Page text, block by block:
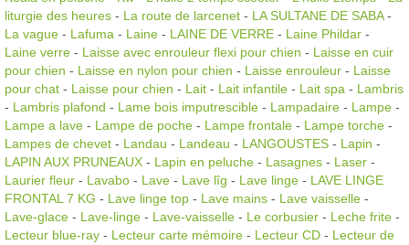
liturgie des heures - La route de larcenet - LA SULTANE DE SABA-
La vague - Lafuma - Laine - LAINE DE VERRE - Laine Phildar -
Laine verre - Laisse avec enrouleur flexi pour chien - Laisse en cuir
pour chien - Laisse en nylon pour chien - Laisse enrouleur - Laisse
pour chat - Laisse pour chien - Lait - Lait infantile - Lait spa - Lambris
- Lambris plafond - Lame bois imputrescible - Lampadaire - Lampe -
Lampe a lave - Lampe de poche - Lampe frontale - Lampe torche -
Lampes de chevet - Landau - Landeau - LANGOUSTES - Lapin -
LAPIN AUX PRUNEAUX - Lapin en peluche - Lasagnes - Laser -
Laurier fleur - Lavabo - Lave - Lave lîg - Lave linge - LAVE LINGE
FRONTAL 7 KG - Lave linge top - Lave mains - Lave vaisselle -
Lave-glace - Lave-linge - Lave-vaisselle - Le corbusier - Leche frite -
Lecteur blue-ray - Lecteur carte mémoire - Lecteur CD - Lecteur de